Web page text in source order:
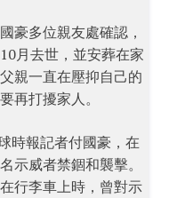
豪多位親友處確認，
月去世，並安葬在家
親一直在壓抑自己的
再打擾家人。
時報記者付國豪，在
示威者禁錮和襲擊。
行李車上時，曾對示